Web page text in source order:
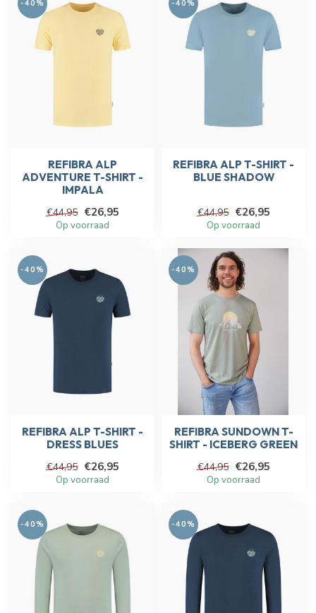
-40%
REFIBRA ALP
ADVENTURE T-SHIRT -
IMPALA
€44,95 €26,95
Op voorraad
-40%
REFIBRA ALP T-SHIRT -
BLUE SHADOW
€44,95 €26,95
Op voorraad
-40%
REFIBRA ALP T-SHIRT -
DRESS BLUES
€44,95 €26,95
Op voorraad
-40%
REFIBRA SUNDOWN T-
SHIRT - ICEBERG GREEN
€44,95 €26,95
Op voorraad
-40% -40%